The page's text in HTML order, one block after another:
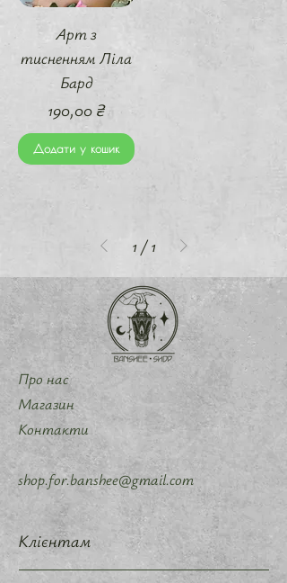
Арт з
тисненням Ліла
Бард
Ціна
190,00 ₴
Додати у кошик
1 / 1
Про нас
Магазин
Контакти
shop.for.banshee@gmail.com
Клієнтам